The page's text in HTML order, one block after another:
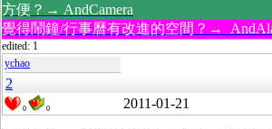
方便？→ AndCamera
覺得鬧鐘/行事曆有改進的空間？→
edited: 1
ychao
2
0 0 2011-01-21